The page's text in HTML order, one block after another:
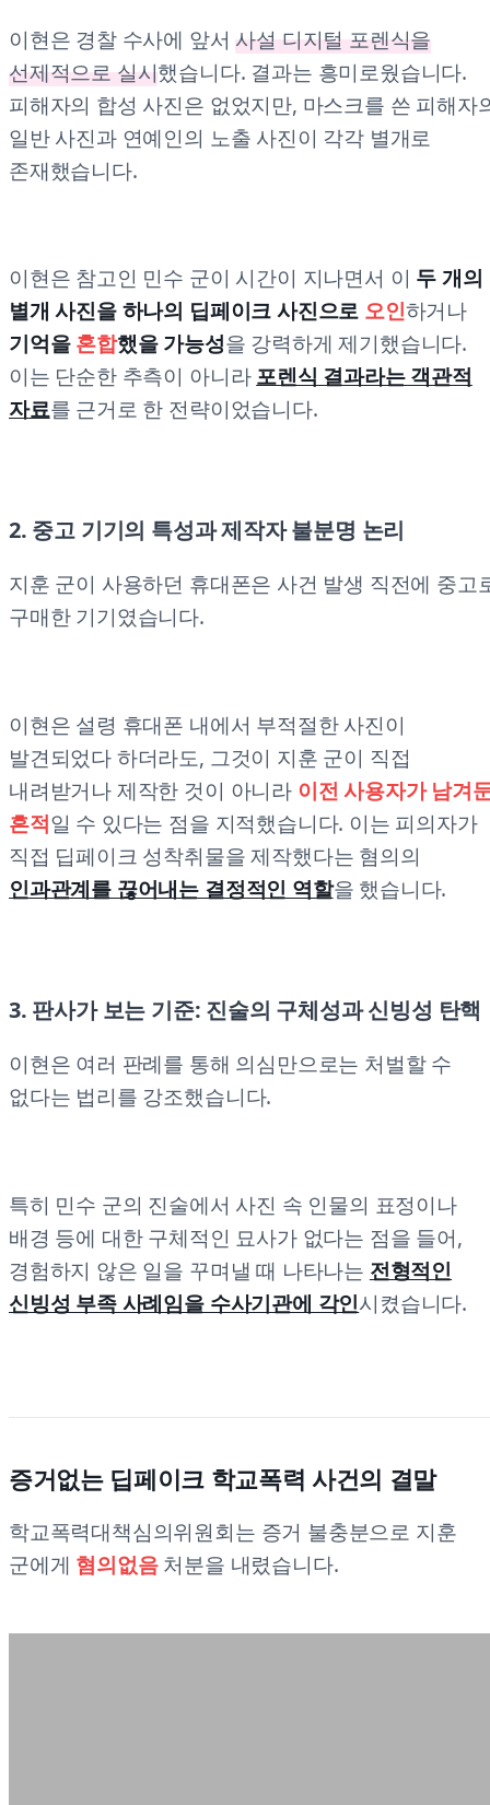
이현은 경찰 수사에 앞서사설 디지털 포렌식을
선제적으로 실시했습니다. 결과는 흥미로웠습니다.
피해자의 합성 사진은 없었지만, 마스크를 쓴 피해자
일반 사진과 연예인의 노출 사진이 각각 별개로
존재했습니다.
이현은 참고인 민수 군이 시간이 지나면서 이 두 개의
별개 사진을 하나의 딥페이크 사진으로 오인하거나
기억을혼합했을 가능성을 강력하게 제기했습니다.
이는 단순한 추측이 아니라 포렌식 결과라는 객관적
자료를 근거로 한 전략이었습니다.
2. 중고 기기의 특성과 제작자 불분명 논리
지훈 군이 사용하던 휴대폰은 사건 발생 직전에 중고
구매한 기기였습니다.
이현은 설령 휴대폰 내에서 부적절한 사진이
발견되었다 하더라도, 그것이 지훈 군이 직접
내려받거나 제작한 것이 아니라 이전 사용자가 남겨
흔적일 수 있다는 점을 지적했습니다. 이는 피의자가
직접 딥페이크 성착취물을 제작했다는 혐의의
인과관계를 끊어내는 결정적인 역할을 했습니다.
3. 판사가 보는 기준: 진술의 구체성과 신빙성 탄핵
이현은 여러 판례를 통해 의심만으로는 처벌할 수
없다는 법리를 강조했습니다.
특히 민수 군의 진술에서 사진 속 인물의 표정이나
배경 등에 대한 구체적인 묘사가 없다는 점을 들어,
경험하지 않은 일을 꾸며낼 때 나타나는 전형적인
신빙성 부족 사례임을 수사기관에 각인시켰습니다.
증거없는 딥페이크 학교폭력 사건의 결말
학교폭력대책심의위원회는 증거 불충분으로 지훈
군에게 혐의없음처분을 내렸습니다.